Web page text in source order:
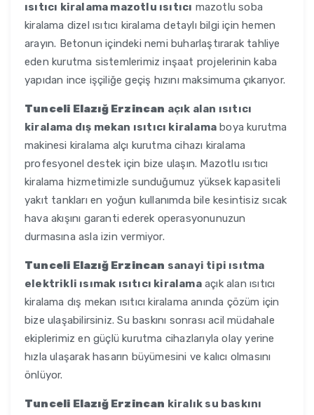
ısıtıcı kiralama mazotlu ısıtıcı mazotlu soba
kiralama dizel ısıtıcı kiralama detaylı bilgi için hemen
arayın. Betonun içindeki nemi buharlaştırarak tahliye
eden kurutma sistemlerimiz inşaat projelerinin kaba
yapıdan ince işçiliğe geçiş hızını maksimuma çıkarıyor.
Tunceli Elazığ Erzincan açık alan ısıtıcı
kiralama dış mekan ısıtıcı kiralama boya kurutma
makinesi kiralama alçı kurutma cihazı kiralama
profesyonel destek için bize ulaşın. Mazotlu ısıtıcı
kiralama hizmetimizle sunduğumuz yüksek kapasiteli
yakıt tankları en yoğun kullanımda bile kesintisiz sıcak
hava akışını garanti ederek operasyonunuzun
durmasına asla izin vermiyor.
Tunceli Elazığ Erzincan sanayi tipi ısıtma
elektrikli ısımak ısıtıcı kiralamaaçık alan ısıtıcı
kiralama dış mekan ısıtıcı kiralama anında çözüm için
bize ulaşabilirsiniz. Su baskını sonrası acil müdahale
ekiplerimiz en güçlü kurutma cihazlarıyla olay yerine
hızla ulaşarak hasarın büyümesini ve kalıcı olmasını
önlüyor.
Tunceli Elazığ Erzincan kiralık su baskını